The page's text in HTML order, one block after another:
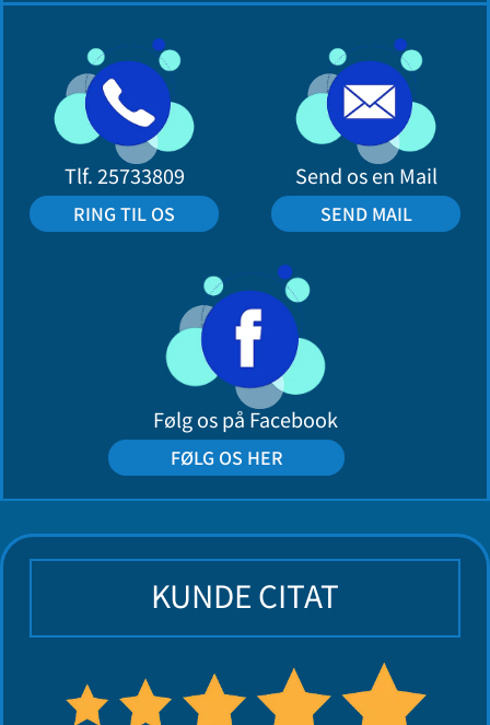
Tlf. 25733809
RING TIL OS
Send os en Mail
SEND MAIL
Følg os på Facebook
FØLG OS HER
KUNDE CITAT